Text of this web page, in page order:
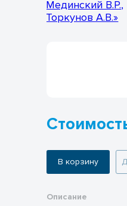
В корзину
Описание